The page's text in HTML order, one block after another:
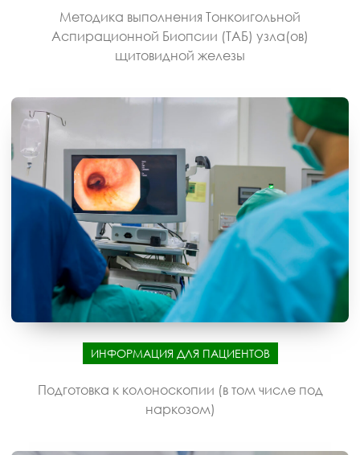
Методика выполнения Тонкоигольной
Аспирационной Биопсии (ТАБ) узла(ов)
щитовидной железы
ИНФОРМАЦИЯ ДЛЯ ПАЦИЕНТОВ
Подготовка к колоноскопии (в том числе под
наркозом)